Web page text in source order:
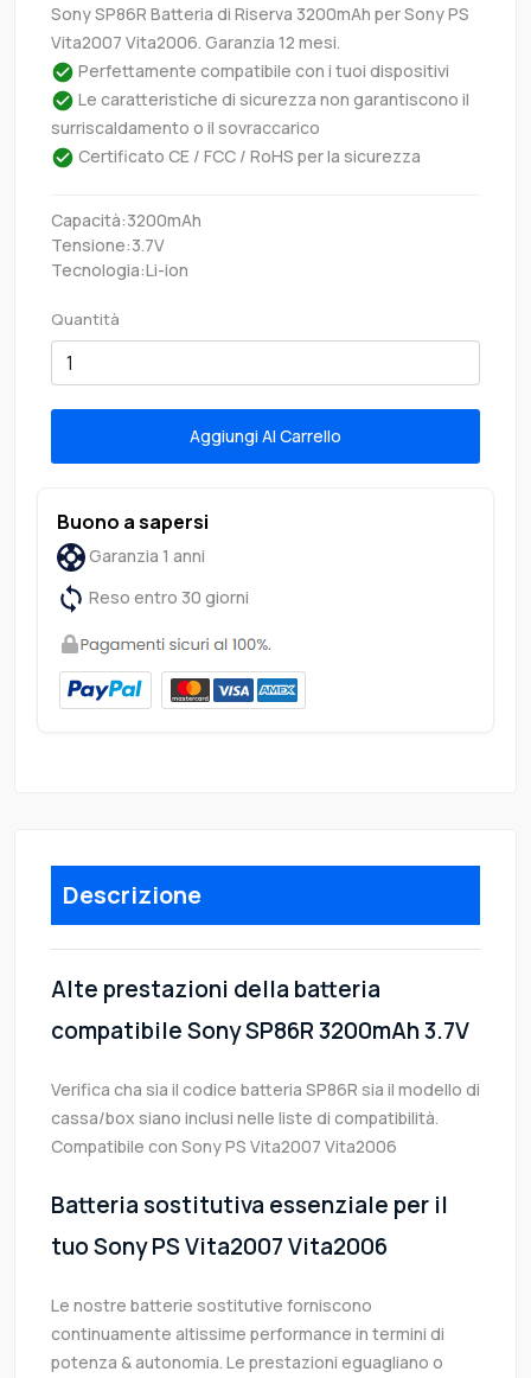
Sony SP86R Batteria di Riserva 3200mAh per Sony PS
Vita2007 Vita2006. Garanzia 12 mesi.
Perfettamente compatibile con i tuoi dispositivi
Le caratteristiche di sicurezza non garantiscono il
surriscaldamento o il sovraccarico
Certificato CE / FCC / RoHS per la sicurezza
Capacità:3200mAh
Tensione:3.7V
Tecnologia:Li-ion
Quantità
Aggiungi Al Carrello
Buono a sapersi
Garanzia 1 anni
Reso entro 30 giorni
Descrizione
Alte prestazioni della batteria
compatibile Sony SP86R 3200mAh 3.7V
Verifica cha sia il codice batteria SP86R sia il modello di
cassa/box siano inclusi nelle liste di compatibilità.
Compatibile con Sony PS Vita2007 Vita2006
Batteria sostitutiva essenziale per il
tuo Sony PS Vita2007 Vita2006
Le nostre batterie sostitutive forniscono
continuamente altissime performance in termini di
potenza & autonomia. Le prestazioni eguagliano o